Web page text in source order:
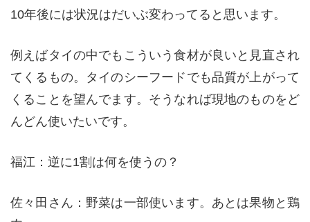
10年後には状況はだいぶ変わってると思います。
例えばタイの中でもこういう食材が良いと見直され
てくるもの。タイのシーフードでも品質が上がって
くることを望んでます。そうなれば現地のものをど
んどん使いたいです。
福江：逆に1割は何を使うの？
佐々田さん：野菜は一部使います。あとは果物と鶏